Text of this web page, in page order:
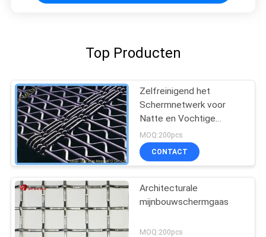
Top Producten
Zelfreinigend het
Schermnetwerk voor
Natte en Vochtige
Materialen
MOQ:200pcs
CONTACT
Architecturale
mijnbouwschermgaas
MOQ:200pcs